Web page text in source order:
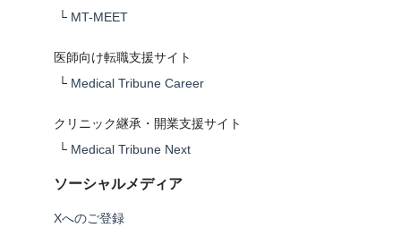
└ MT-MEET
医師向け転職支援サイト
└ Medical Tribune Career
クリニック継承・開業支援サイト
└ Medical Tribune Next
ソーシャルメディア
Xへのご登録